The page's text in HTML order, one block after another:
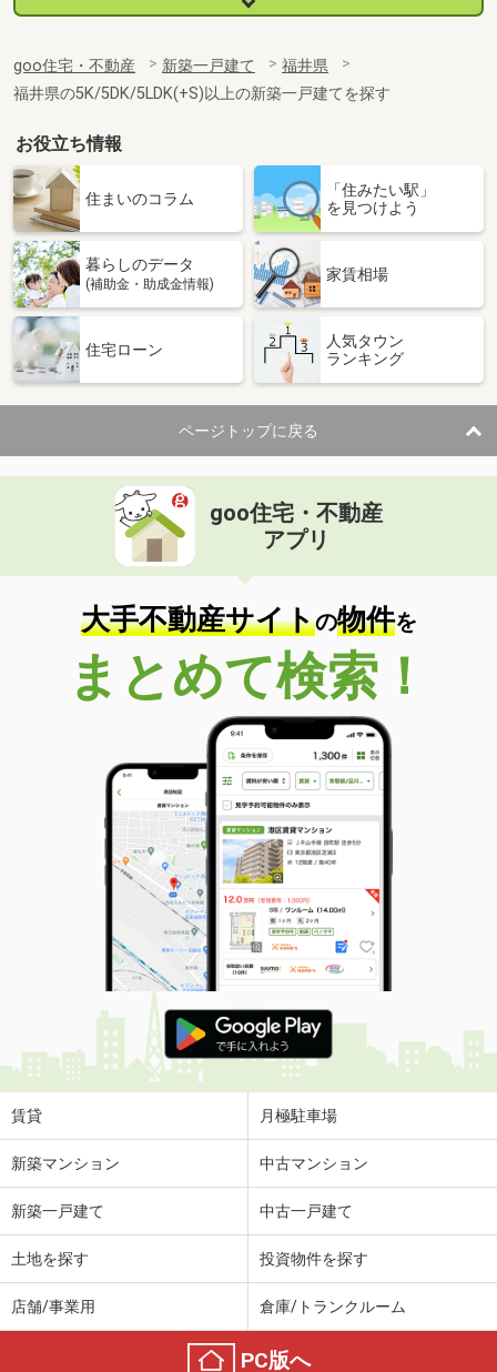
goo住宅・不動産 新築一戸建て
福井県
福井県の5K/5DK/5LDK(+S)以上の新築一戸建てを探す
お役立ち情報
住まいのコラム
「住みたい駅」
を見つけよう
暮らしのデータ
(補助金・助成金情報)
家賃相場
住宅ローン
人気タウン
ランキング
ページトップに戻る
goo住宅・不動産
アプリ
大手不動産サイトの物件を
まとめて検索！
賃貸 月極駐車場
新築マンション 中古マンション
新築一戸建て 中古一戸建て
土地を探す 投資物件を探す
店舗/事業用 倉庫/トランクルーム
PC版へ